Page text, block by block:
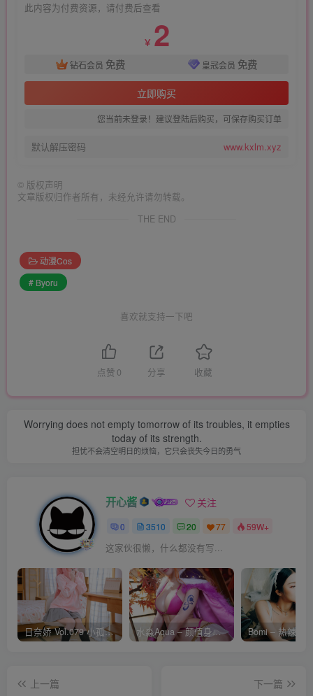
此内容为付费资源，请付费后查看
￥ 2
钻石会员 免费 皇冠会员 免费
立即购买
您当前未登录！建议登陆后购买，可保存购买订单
默认解压密码 www.kxlm.xyz
© 版权声明
文章版权归作者所有，未经允许请勿转载。
THE END
动漫Cos
# Byoru
喜欢就支持一下吧
点赞 0 分享 收藏
Worrying does not empty tomorrow of its troubles, it empties
today of its strength.
担忧不会清空明日的烦恼，它只会丧失今日的勇气
开心酱 关注
0 3510 20 77 59W+
这家伙很懒，什么都没有写...
日奈娇 Vol.079 小孤独 [134P-1.84GB] 水淼Aqua – 颜值身材双在线 火爆日本 Cos写真作品合集
上一篇
下一篇